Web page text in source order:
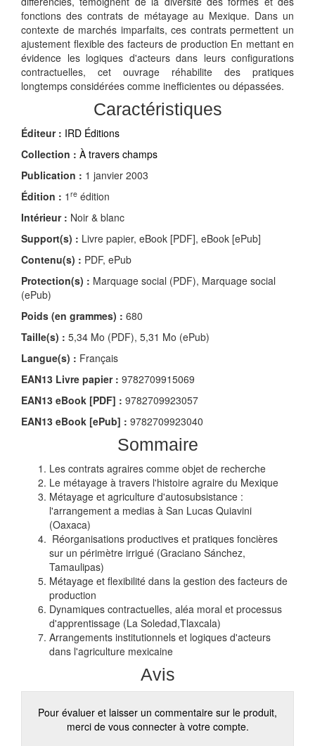
fonctions des contrats de métayage au Mexique. Dans un
contexte de marchés imparfaits, ces contrats permettent un
ajustement flexible des facteurs de production En mettant en
évidence les logiques d'acteurs dans leurs configurations
contractuelles, cet ouvrage réhabilite des pratiques
longtemps considérées comme inefficientes ou dépassées.
Caractéristiques
Éditeur : IRD Éditions
Collection : À travers champs
Publication : 1 janvier 2003
Édition : 1 re édition
Intérieur : Noir & blanc
Support(s) : Livre papier, eBook [PDF], eBook [ePub]
Contenu(s) : PDF, ePub
Protection(s) : Marquage social (PDF), Marquage social
(ePub)
Poids (en grammes) : 680
Taille(s) : 5,34 Mo (PDF), 5,31 Mo (ePub)
Langue(s) : Français
EAN13 Livre papier : 9782709915069
EAN13 eBook [PDF] : 9782709923057
EAN13 eBook [ePub] : 9782709923040
Sommaire
Les contrats agraires comme objet de recherche
Le métayage à travers l'histoire agraire du Mexique
Métayage et agriculture d'autosubsistance :
l'arrangement a medias à San Lucas Quiavini
(Oaxaca)
Réorganisations productives et pratiques foncières
sur un périmètre irrigué (Graciano Sánchez,
Tamaulipas)
Métayage et flexibilité dans la gestion des facteurs de
production
Dynamiques contractuelles, aléa moral et processus
d'apprentissage (La Soledad,Tlaxcala)
Arrangements institutionnels et logiques d'acteurs
dans l'agriculture mexicaine
Avis
Pour évaluer et laisser un commentaire sur le produit,
merci de vous connecter à votre compte.